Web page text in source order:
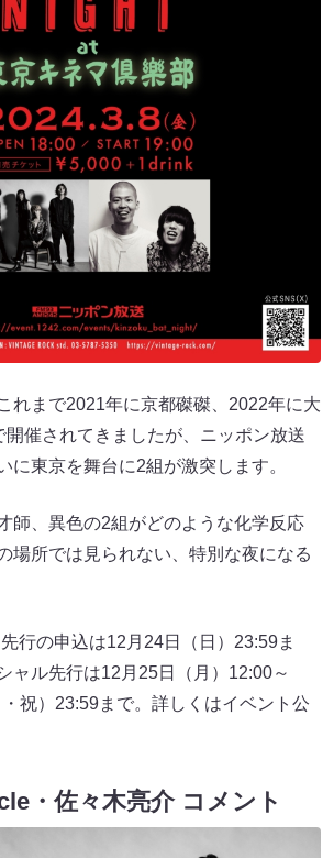
れまで2021年に京都磔磔、2022年に大
開催されてきましたが、ニッポン放送
に東京を舞台に2組が激突します。
師、異色の2組がどのような化学反応
場所では見られない、特別な夜になる
行の申込は12月24日（日）23:59ま
ャル先行は12月25日（月）12:00～
祝）23:59まで。詳しくはイベント公
・佐々木亮介 コメント